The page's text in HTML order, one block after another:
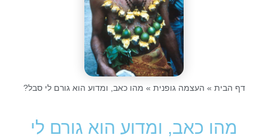
דף הבית » העצמה גופנית » מהו כאב, ומדוע הוא גורם לי סבל?
מהו כאב, ומדוע הוא גורם לי